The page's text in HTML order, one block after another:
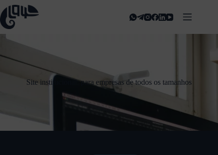
Site institucional: para empresas de todos os tamanhos